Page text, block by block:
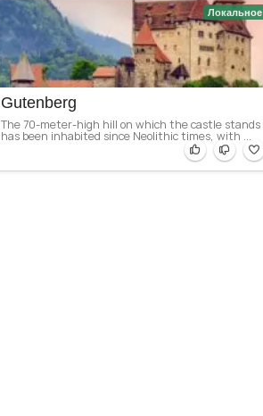
Локальное
Gutenberg
The 70-meter-high hill on which the castle stands
has been inhabited since Neolithic times, with ...